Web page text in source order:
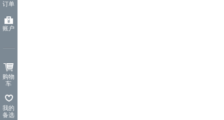
订单
账户
购物
车
我的
备选